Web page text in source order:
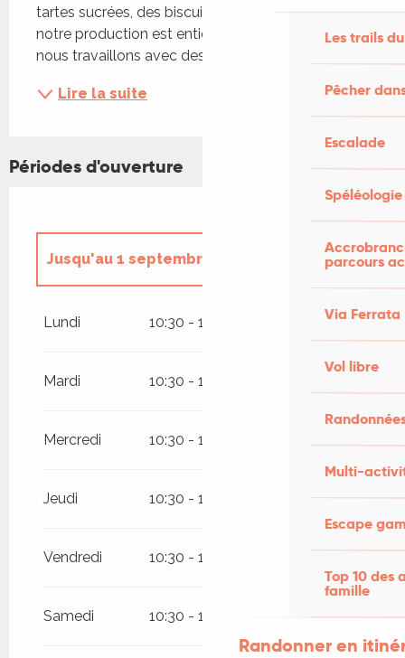
Les trails
Pêcher
Escalade
Spéléologie
parcours
Via Ferrata
Vol libre
Multi-
Escape
Top 10 des
famille
Randonner en
tartes sucrées, des biscuits salés et sucrés. Toute
notre production est entièrement artisanale et
nous travaillons avec des produits frais. Nous...
Lire la suite
Périodes d'ouverture
Jusqu'au 1 septembre 2026
Lundi 10:30 - 18:00
Mardi 10:30 - 18:00
Mercredi 10:30 - 18:00
Jeudi 10:30 - 18:00
Vendredi 10:30 - 18:00
Samedi 10:30 - 18:00